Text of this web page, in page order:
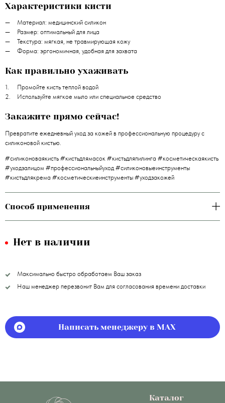
Характеристики кисти
Материал: медицинский силикон
Размер: оптимальный для лица
Текстура: мягкая, не травмирующая кожу
Форма: эргономичная, удобная для захвата
Как правильно ухаживать
Промойте кисть теплой водой
Используйте мягкое мыло или специальное средство
Закажите прямо сейчас!
Превратите ежедневный уход за кожей в профессиональную процедуру с
силиконовой кистью.
#силиконоваякисть #кистьдлямасок #кистьдляпилинга #косметическаякисть
#уходзалицом #профессиональныйуход #силиконовыеинструменты
#кистьдлякрема #косметическиеинструменты #уходзакожей
Способ применения
Нет в наличии
Максимально быстро обработаем Ваш заказ
Наш менеджер перезвонит Вам для согласования времени доставки
Написать менеджеру в MAX
Каталог